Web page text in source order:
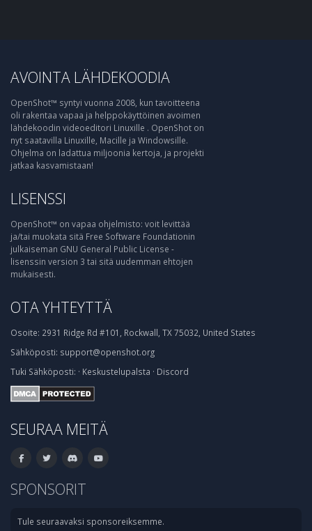
AVOINTA LÄHDEKOODIA
OpenShot™ syntyi vuonna 2008, kun tavoitteena
oli rakentaa vapaa ja helppokäyttöinen avoimen
lähdekoodin videoeditori Linuxille . OpenShot on
nyt saatavilla Linuxille, Macille ja Windowsille.
Ohjelma on ladattua miljoonia kertoja, ja projekti
jatkaa kasvamistaan!
LISENSSI
OpenShot™ on vapaa ohjelmisto: voit levittää
ja/tai muokata sitä Free Software Foundationin
julkaiseman GNU General Public License -
lisenssin version 3 tai sitä uudemman ehtojen
mukaisesti.
OTA YHTEYTTÄ
Osoite: 2931 Ridge Rd #101, Rockwall, TX 75032, United States
Sähköposti: support@openshot.org
Tuki Sähköposti: · Keskustelupalsta · Discord
SEURAA MEITÄ
SPONSORIT
Tule seuraavaksi sponsoreiksemme.